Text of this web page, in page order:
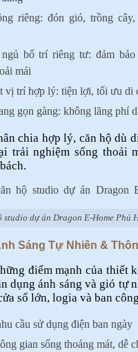
riêng: đón gió, trồng
ngủ bố trí riêng tư: đảm
mái
vị trí hợp lý: tiện lợi, tối ưu di
gọn gàng: không lãng phí
chia hợp lý, căn hộ dù
trải nghiệm sống thoải
studio dự án Dragon E-Home Phú
Sáng Tự Nhiên &
điểm mạnh của thiết
dụng ánh sáng và gió tự
sổ lớn, logia và ban
cầu sử dụng điện ban ngày
gian sống thoáng mát, dễ